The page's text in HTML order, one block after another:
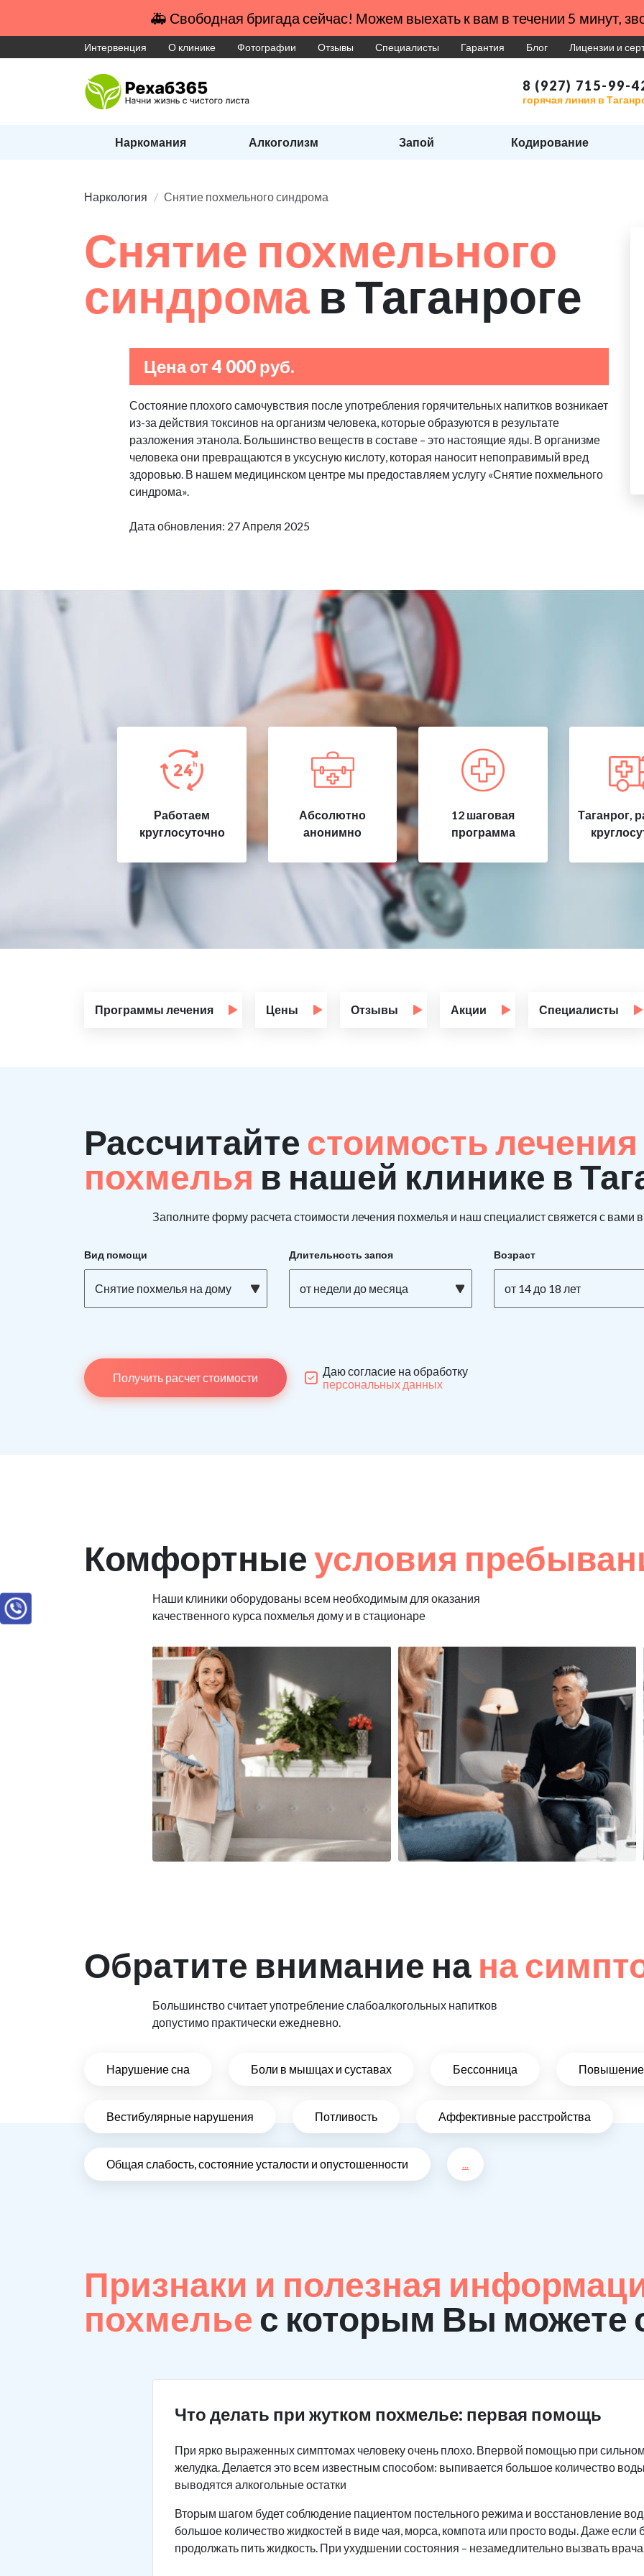
🚑 Свободная бригада сейчас! Можем выехать к вам в течении 5 минут,
Интервенция О клинике Фотографии Отзывы Специалисты Гарантия Блог Лицензии и
8 (927) 715-99-
горячая линия в
Наркомания Алкоголизм Запой Кодирование
Наркология Снятие похмельного синдрома
Снятие похмельного
синдрома в Таганроге
Цена от 4 000 руб.
Состояние плохого самочувствия после употребления горячительных напитков возникает
из-за действия токсинов на организм человека, которые образуются в результате
разложения этанола. Большинство веществ в составе – это настоящие яды. В организме
человека они превращаются в уксусную кислоту, которая наносит непоправимый вред
здоровью. В нашем медицинском центре мы предоставляем услугу «Снятие похмельного
синдрома».
Дата обновления: 27 Апреля 2025
Работаем
круглосуточно
Абсолютно
анонимно
12 шаговая
программа
Таганрог,
Программы лечения Цены Отзывы Акции Специалисты
Рассчитайте стоимость
похмелья в нашей клинике в
Заполните форму расчета стоимости лечения похмелья и наш специалист свяжется с вами
Вид помощи
Снятие похмелья на дому
Длительность запоя
от недели до месяца
Возраст
от 14 до 18 лет
Получить расчет стоимости
Даю согласие на обработку
персональных данных
Комфортныеусловия
Наши клиники оборудованы всем необходимым для оказания
качественного курса похмелья дому и в стационаре
Обратите внимание на на
Большинство считает употребление слабоалкогольных напитков
допустимо практически ежедневно.
Нарушение сна Боли в мышцах и суставах Бессонница Повышение
Вестибулярные нарушения Потливость Аффективные расстройства
Общая слабость, состояние усталости и опустошенности ...
Признаки и полезная
похмелье с которым Вы можете
Что делать при жутком похмелье: первая помощь
При ярко выраженных симптомах человеку очень плохо. Впервой помощью при
желудка. Делается это всем известным способом: выпивается большое количество
выводятся алкогольные остатки
Вторым шагом будет соблюдение пациентом постельного режима и восстановление
большое количество жидкостей в виде чая, морса, компота или просто воды. Даже если
продолжать пить жидкость. При ухудшении состояния – незамедлительно вызвать